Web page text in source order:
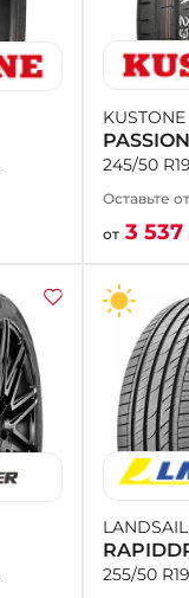
KUSTONE
245/50
Оставьте
от 3 537
LANDSAIL
255/50